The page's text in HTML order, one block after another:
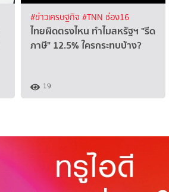
#ข่าวเศรษฐกิจ #TNN ช่อง16
ไทยผิดตรงไหน ทำไมสหรัฐฯ "รีด
ภาษี" 12.5% ใครกระทบบ้าง?
19